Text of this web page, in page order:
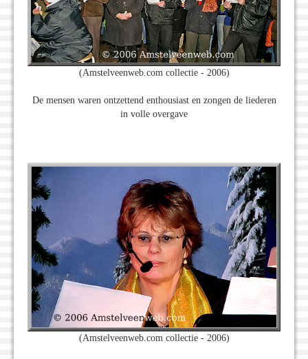
(Amstelveenweb.com collectie - 2006)
De mensen waren ontzettend enthousiast en zongen de liederen
in volle overgave
(Amstelveenweb.com collectie - 2006)